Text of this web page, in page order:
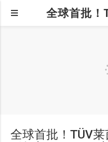
全球首批！TÜV